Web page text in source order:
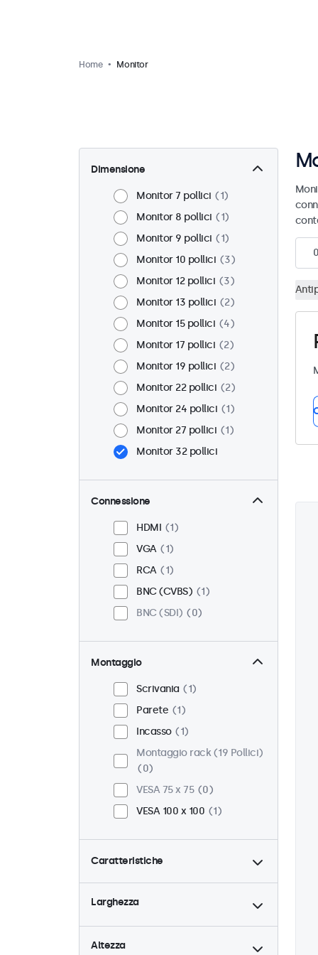
Home Monitor
Dimensione
Monitor 7 pollici
1
Monitor 8 pollici
1
Monitor 9 pollici
1
Monitor 10 pollici
3
Monitor 12 pollici
3
Monitor 13 pollici
2
Monitor 15 pollici
4
Monitor 17 pollici
2
Monitor 19 pollici
2
Monitor 22 pollici
2
Monitor 24 pollici
1
Monitor 27 pollici
1
Monitor 32 pollici
Connessione
HDMI
1
VGA
1
RCA
1
BNC (CVBS)
1
BNC (SDI)
0
Montaggio
Scrivania
1
Parete
1
Incasso
1
Montaggio rack (19 Pollici)
0
VESA 75 x 75
0
VESA 100 x 100
1
Caratteristiche
4:3 / 5:4
0
9-36 Volt
Dimmerabile
1
Lettore multimediale USB
Larghezza
Altezza
0